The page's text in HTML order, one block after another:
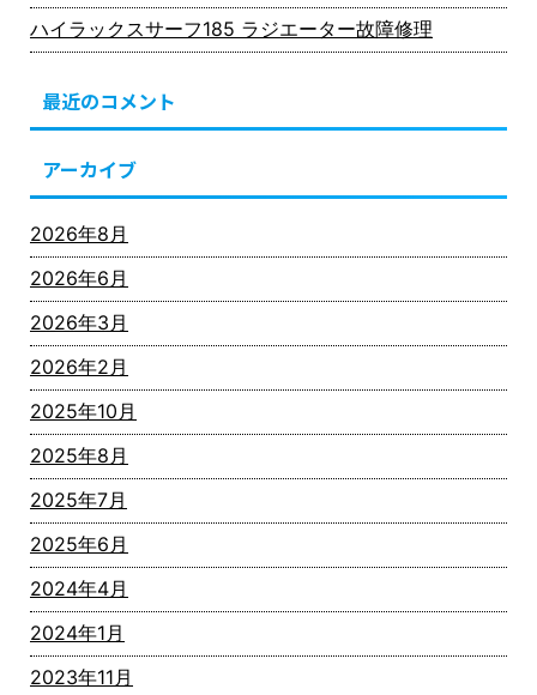
ハイラックスサーフ185 ラジエーター故障修理
最近のコメント
アーカイブ
2026年8月
2026年6月
2026年3月
2026年2月
2025年10月
2025年8月
2025年7月
2025年6月
2024年4月
2024年1月
2023年11月